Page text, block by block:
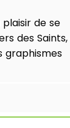
de se
des
graphismes